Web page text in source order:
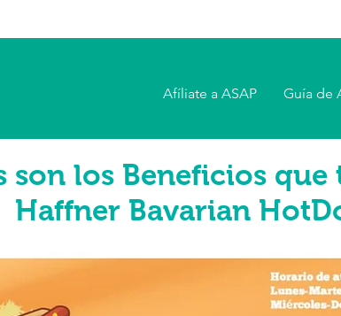
Afíliate a ASAP Guía de
son los Beneficios que
Haffner Bavarian